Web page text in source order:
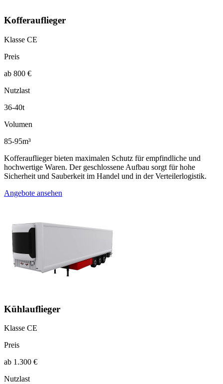
Kofferauflieger
Klasse CE
Preis
ab 800 €
Nutzlast
36-40t
Volumen
85-95m³
Kofferauflieger bieten maximalen Schutz für empfindliche und
hochwertige Waren. Der geschlossene Aufbau sorgt für hohe
Sicherheit und Sauberkeit im Handel und in der Verteilerlogistik.
Angebote ansehen
Kühlauflieger
Klasse CE
Preis
ab 1.300 €
Nutzlast